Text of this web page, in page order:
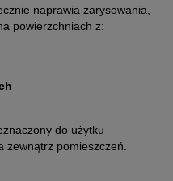
naprawia zarysowania,
powierzchniach z:
do użytku
zewnątrz pomieszczeń.